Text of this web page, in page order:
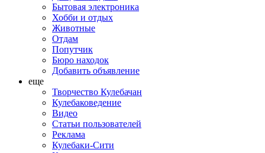
Бытовая электроника
Хобби и отдых
Животные
Отдам
Попутчик
Бюро находок
Добавить объявление
еще
Творчество Кулебачан
Кулебаковедение
Видео
Статьи пользователей
Реклама
Кулебаки-Сити